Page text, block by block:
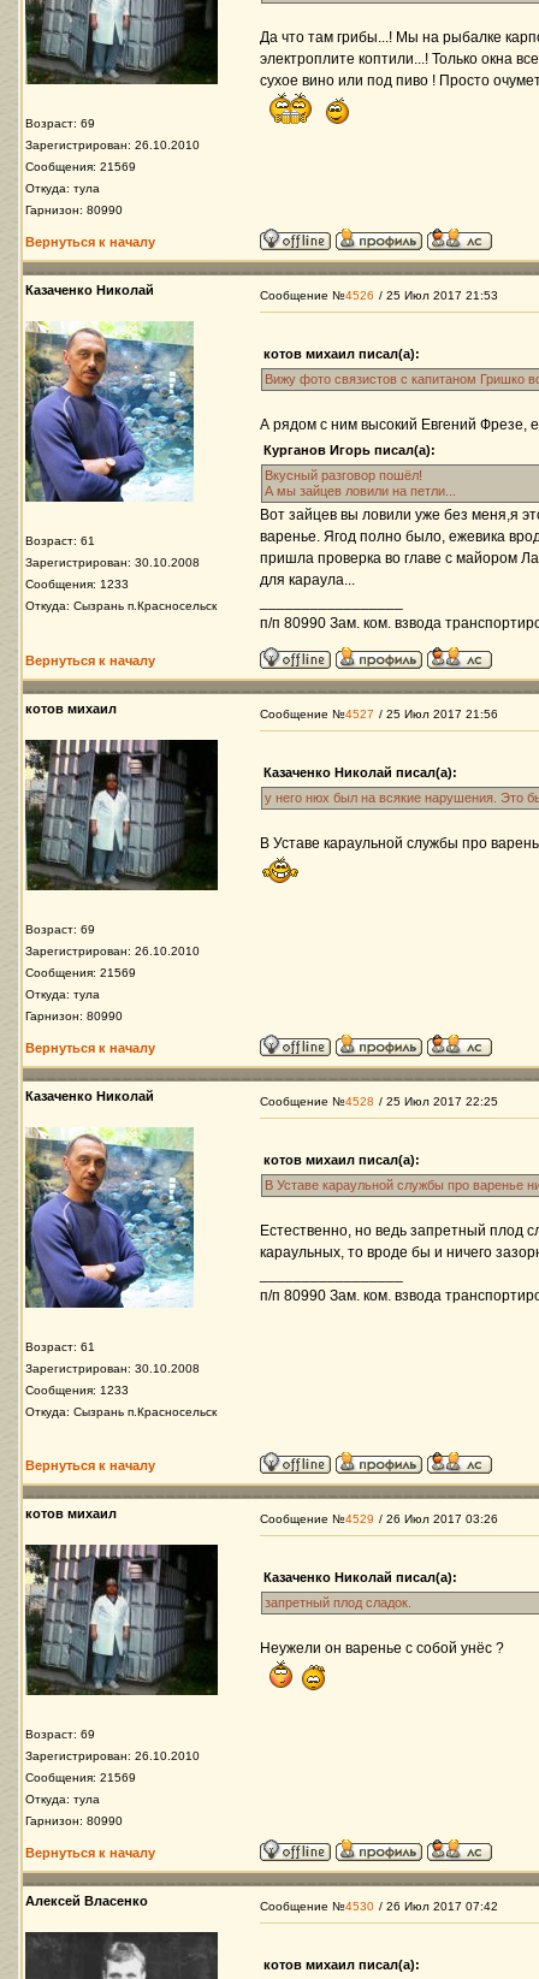
Возраст: 69
Зарегистрирован: 26.10.2010
Сообщения: 21569
Откуда: тула
Гарнизон: 80990
Да что там грибы...! Мы на рыбалке
электроплите коптили...! Только окна
сухое вино или под пиво ! Просто
Вернуться к началу
Казаченко Николай
Возраст: 61
Зарегистрирован: 30.10.2008
Сообщения: 1233
Откуда: Сызрань п.Красносельск
Сообщение №4526 / 25 Июл 2017 21:53
котов михаил писал(а):
Вижу фото связистов с капитаном Гришко
А рядом с ним высокий Евгений Фрезе,
Курганов Игорь писал(а):
Вкусный разговор пошёл!
А мы зайцев ловили на петли...
Вот зайцев вы ловили уже без меня,я
варенье. Ягод полно было, ежевика
пришла проверка во главе с майором
для караула...
п/п 80990 Зам. ком. взвода
Вернуться к началу
котов михаил
Возраст: 69
Зарегистрирован: 26.10.2010
Сообщения: 21569
Откуда: тула
Гарнизон: 80990
Сообщение №4527 / 25 Июл 2017 21:56
Казаченко Николай писал(а):
у него нюх был на всякие нарушения. Это
В Уставе караульной службы про
Вернуться к началу
Казаченко Николай
Возраст: 61
Зарегистрирован: 30.10.2008
Сообщения: 1233
Откуда: Сызрань п.Красносельск
Сообщение №4528 / 25 Июл 2017 22:25
котов михаил писал(а):
В Уставе караульной службы про варенье
Естественно, но ведь запретный плод
караульных, то вроде бы и ничего
п/п 80990 Зам. ком. взвода
Вернуться к началу
котов михаил
Возраст: 69
Зарегистрирован: 26.10.2010
Сообщения: 21569
Откуда: тула
Гарнизон: 80990
Сообщение №4529 / 26 Июл 2017 03:26
Казаченко Николай писал(а):
запретный плод сладок.
Неужели он варенье с собой унёс ?
Вернуться к началу
Алексей Власенко Сообщение №4530 / 26 Июл 2017 07:42
котов михаил писал(а):